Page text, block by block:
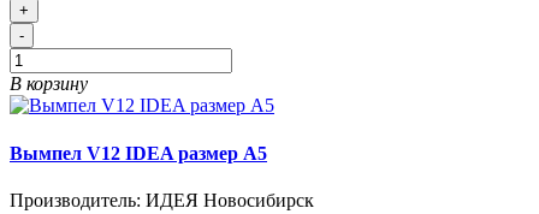
+
-
В корзину
Вымпел V12 IDEA размер A5
Производитель: ИДЕЯ Новосибирск